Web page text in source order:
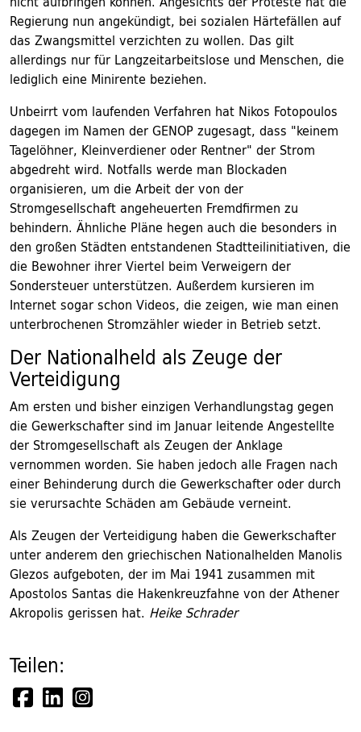
Regierung nun angekündigt, bei sozialen Härtefällen auf
das Zwangsmittel verzichten zu wollen. Das gilt
allerdings nur für Langzeitarbeitslose und Menschen, die
lediglich eine Minirente beziehen.
Unbeirrt vom laufenden Verfahren hat Nikos Fotopoulos
dagegen im Namen der GENOP zugesagt, dass "keinem
Tagelöhner, Kleinverdiener oder Rentner" der Strom
abgedreht wird. Notfalls werde man Blockaden
organisieren, um die Arbeit der von der
Stromgesellschaft angeheuerten Fremdfirmen zu
behindern. Ähnliche Pläne hegen auch die besonders in
den großen Städten entstandenen Stadtteilinitiativen, die
die Bewohner ihrer Viertel beim Verweigern der
Sondersteuer unterstützen. Außerdem kursieren im
Internet sogar schon Videos, die zeigen, wie man einen
unterbrochenen Stromzähler wieder in Betrieb setzt.
Der Nationalheld als Zeuge der
Verteidigung
Am ersten und bisher einzigen Verhandlungstag gegen
die Gewerkschafter sind im Januar leitende Angestellte
der Stromgesellschaft als Zeugen der Anklage
vernommen worden. Sie haben jedoch alle Fragen nach
einer Behinderung durch die Gewerkschafter oder durch
sie verursachte Schäden am Gebäude verneint.
Als Zeugen der Verteidigung haben die Gewerkschafter
unter anderem den griechischen Nationalhelden Manolis
Glezos aufgeboten, der im Mai 1941 zusammen mit
Apostolos Santas die Hakenkreuzfahne von der Athener
Akropolis gerissen hat. Heike Schrader
Teilen: